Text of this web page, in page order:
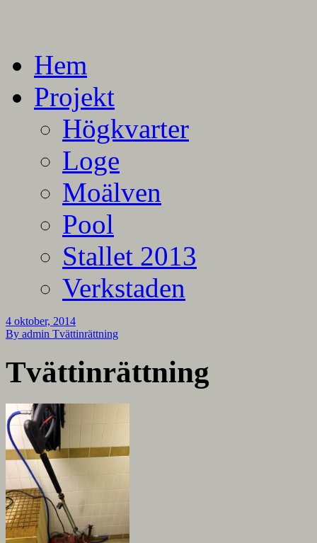
Hem
Projekt
Högkvarter
Loge
Moälven
Pool
Stallet 2013
Verkstaden
4 oktober, 2014
By admin Tvättinrättning
Tvättinrättning